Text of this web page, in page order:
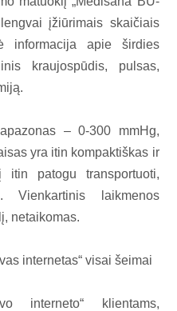
įžiūrimais skaičiais
informacija apie širdies
kraujospūdis, pulsas,
– 0-300 mmHg,
yra itin kompaktiškas ir
patogu transportuoti,
Vienkartinis laikmenos
netaikomas.
internetas“ visai šeimai
interneto“ klientams,